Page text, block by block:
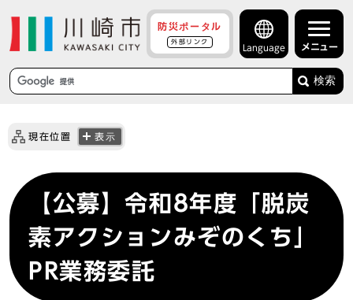
防災ポータル
外部リンク
Language メニュー
検索
現在位置 表示
【公募】令和8年度「脱炭
素アクションみぞのくち」
PR業務委託